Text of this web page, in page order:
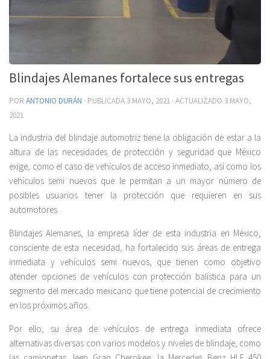
Blindajes Alemanes fortalece sus entregas
POR ANTONIO DURÁN · PUBLICADA 3 MAYO, 2021 · ACTUALIZADO 3 MAYO,
2021
La industria del blindaje automotriz tiene la obligación de estar a la
altura de las necesidades de protección y seguridad que México
exige, como el caso de vehículos de acceso inmediato, así como los
vehículos semi nuevos que le permitan a un mayor número de
posibles usuarios tener la protección que requieren en sus
automotores.
Blindajes Alemanes, la empresa líder de esta industria en México,
consciente de esta necesidad, ha fortalecido sus áreas de entrega
inmediata y vehículos semi nuevos, que tienen como objetivo
atender opciones de vehículos con protección balística para un
segmento del mercado mexicano que tiene potencial de crecimiento
en los próximos años.
Por ello, su área de vehículos de entrega inmediata ofrece
alternativas diversas con varios modelos y niveles de blindaje, como